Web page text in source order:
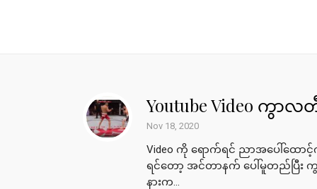
Youtube Video ကွာလတီ
Nov 18, 2020
Video ကို ရောက်ရင် ညာအပေါ်ထောင့်
ရင်တော့ အင်တာနက် ပေါ်မူတည်ပြီး ကွ
နားက...